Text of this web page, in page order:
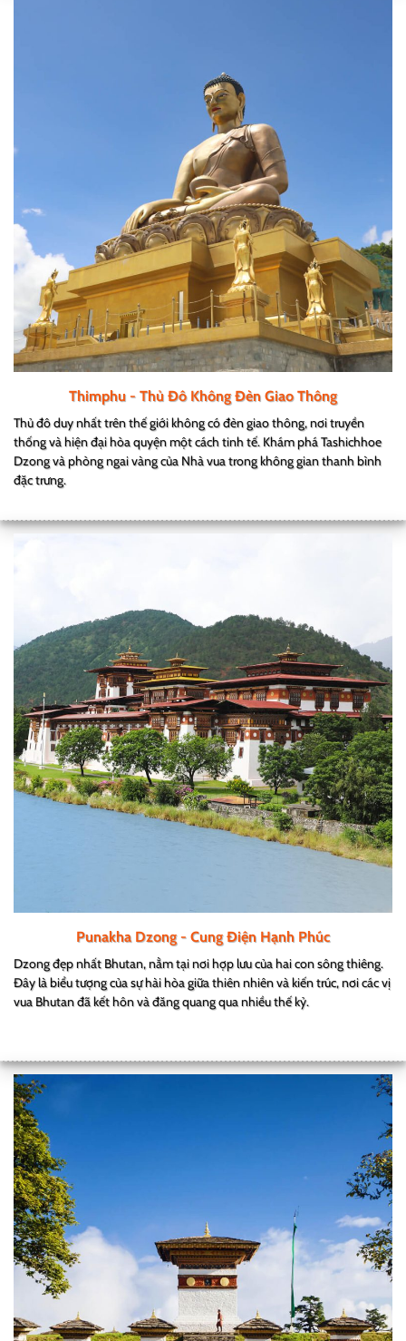
Thimphu - Thủ Đô Không Đèn Giao Thông
Thủ đô duy nhất trên thế giới không có đèn giao thông, nơi truyền
thống và hiện đại hòa quyện một cách tinh tế. Khám phá Tashichhoe
Dzong và phòng ngai vàng của Nhà vua trong không gian thanh bình
đặc trưng.
Punakha Dzong - Cung Điện Hạnh Phúc
Dzong đẹp nhất Bhutan, nằm tại nơi hợp lưu của hai con sông thiêng.
Đây là biểu tượng của sự hài hòa giữa thiên nhiên và kiến trúc, nơi các vị
vua Bhutan đã kết hôn và đăng quang qua nhiều thế kỷ.